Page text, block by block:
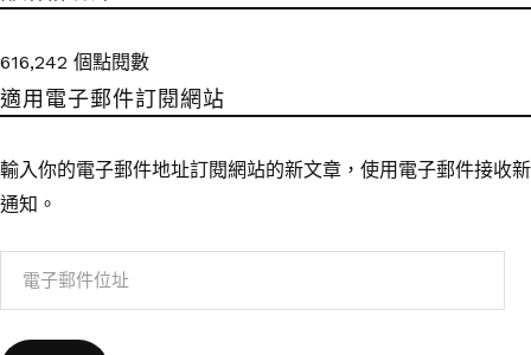
616,242 個點閱數
適用電子郵件訂閱網站
輸入你的電子郵件地址訂閱網站的新文章，使用電子郵件接收新
通知。